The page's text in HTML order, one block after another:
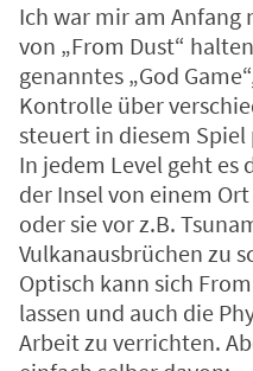
Ich war mir am Anfang
von „From Dust“
genanntes „God
Kontrolle über
steuert in diesem
In jedem Level geht es
der Insel von einem
oder sie vor z.B.
Vulkanausbrüchen zu
Optisch kann sich
lassen und auch die
Arbeit zu verrichten.